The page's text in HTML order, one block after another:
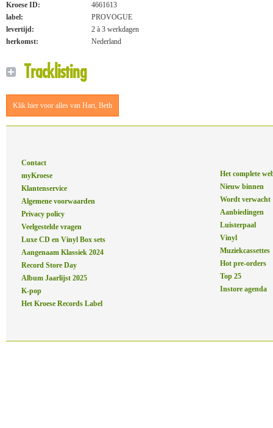
Kroese ID:
4661613
label:
PROVOGUE
levertijd:
2 à 3 werkdagen
herkomst:
Nederland
Tracklisting
Klik hier voor alles van Hart, Beth
Contact
myKroese
Klantenservice
Algemene voorwaarden
Privacy policy
Veelgestelde vragen
Luxe CD en Vinyl Box sets
Aangenaam Klassiek 2024
Record Store Day
Album Jaarlijst 2025
K-pop
Het Kroese Records Label
Het complete
Nieuw binnen
Wordt verwacht
Aanbiedingen
Luisterpaal
Vinyl
Muziekcassettes
Hot pre-orders
Top 25
Instore agenda